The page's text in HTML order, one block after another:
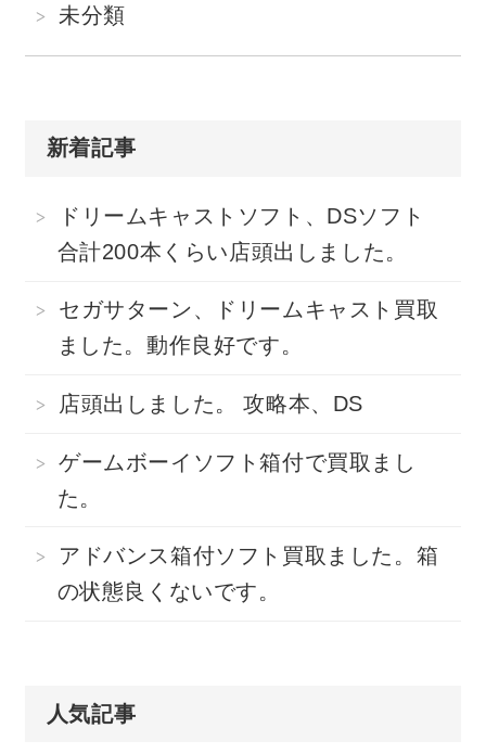
未分類
新着記事
ドリームキャストソフト、DSソフト
合計200本くらい店頭出しました。
セガサターン、ドリームキャスト買取
ました。動作良好です。
店頭出しました。 攻略本、DS
ゲームボーイソフト箱付で買取まし
た。
アドバンス箱付ソフト買取ました。箱
の状態良くないです。
人気記事